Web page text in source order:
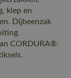
klep en
Dijbeenzak
CORDURA®.